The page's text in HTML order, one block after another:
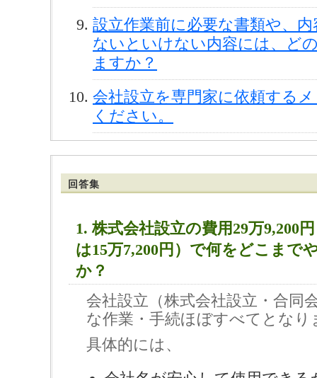
設立作業前に必要な書類や、
ないといけない内容には、ど
ますか？
会社設立を専門家に依頼する
ください。
回答集
1. 株式会社設立の費用29万9,200
は15万7,200円）で何をどこまで
か？
会社設立（株式会社設立・合同
な作業・手続ほぼすべてとなり
具体的には、